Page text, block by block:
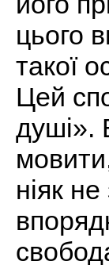
цього
такої
Цей
душі».
ніяк